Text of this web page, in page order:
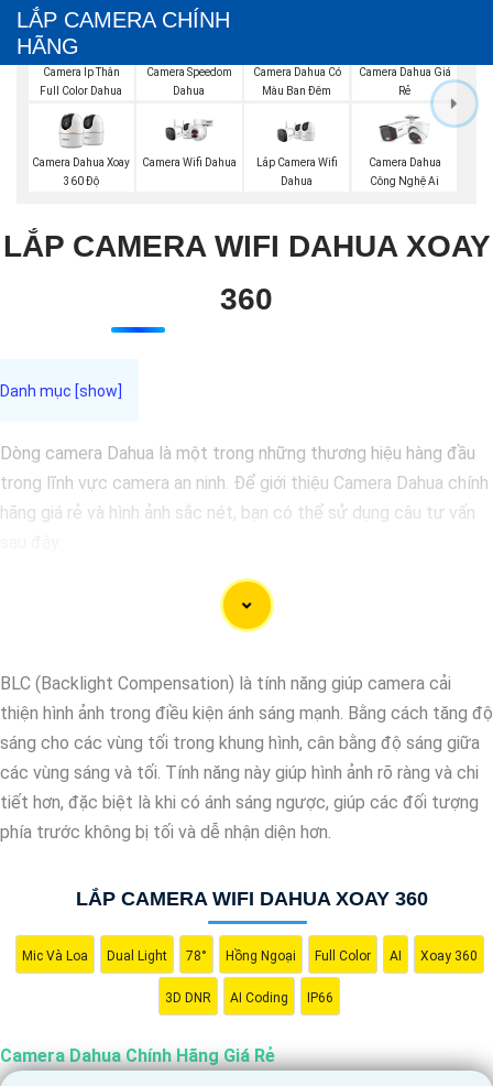
LẮP CAMERA CHÍNH
HÃNG
Camera Ip Thân
Full Color Dahua
Camera Speedom
Dahua
Camera Dahua Có
Màu Ban Đêm
Camera Dahua Giá
Rẻ
Camera Dahua Xoay
360 Độ
Camera Wifi Dahua
Lắp Camera Wifi
Dahua
Camera Dahua
Công Nghệ Ai
LẮP CAMERA WIFI DAHUA XOAY
360
Dòng camera Dahua là một trong những thương hiệu hàng đầu
trong lĩnh vực camera an ninh. Để giới thiệu Camera Dahua chính
hãng giá rẻ và hình ảnh sắc nét, bạn có thể sử dụng câu tư vấn
lượng vượt trội. Với hình ảnh sắc nét và tính năng an ninh hiện
đại, sản phẩm này hứa hẹn đáp ứng mọi nhu cầu giám sát của
trội của Camera Dahua chính hãng với mức giá vô cùng hấp dẫn."
BLC (Backlight Compensation) là tính năng giúp camera cải
thiện hình ảnh trong điều kiện ánh sáng mạnh. Bằng cách tăng độ
sáng cho các vùng tối trong khung hình, cân bằng độ sáng giữa
các vùng sáng và tối. Tính năng này giúp hình ảnh rõ ràng và chi
tiết hơn, đặc biệt là khi có ánh sáng ngược, giúp các đối tượng
phía trước không bị tối và dễ nhận diện hơn.
LẮP CAMERA WIFI DAHUA XOAY 360
Mic Và Loa Dual Light 78° Hồng Ngoại Full Color AI Xoay 360
3D DNR AI Coding IP66
Camera Dahua Chính Hãng Giá Rẻ